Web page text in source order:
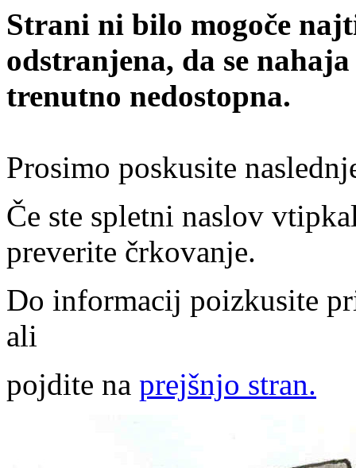
Strani ni bilo mogoče
odstranjena, da se
trenutno nedostopna.
Prosimo poskusite
Če ste spletni naslov
preverite črkovanje.
Do informacij poizkusite
ali
pojdite na prejšnjo stran.